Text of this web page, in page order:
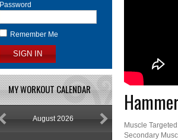
Password
Remember Me
SIGN IN
MY WORKOUT CALENDAR
August 2026
Muscle
Secondary